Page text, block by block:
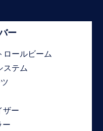
ー
ールビーム
ステム
ザー
ー